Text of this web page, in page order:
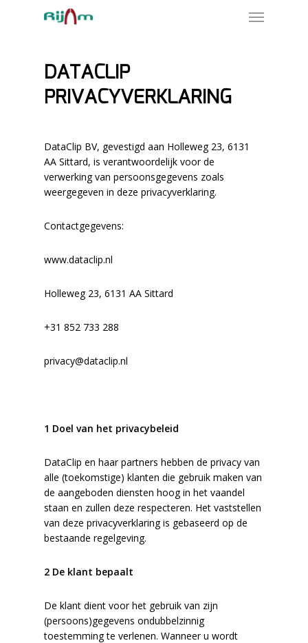
Menu
DATACLIP
PRIVACYVERKLARING
DataClip BV, gevestigd aan Holleweg 23, 6131
AA Sittard, is verantwoordelijk voor de
verwerking van persoonsgegevens zoals
weergegeven in deze privacyverklaring.
Contactgegevens:
www.dataclip.nl
Holleweg 23,6131 AA Sittard
+31 852 733 288
privacy@dataclip.nl
1 Doel van het privacybeleid
DataClip en haar partners hebben de privacy van
alle (toekomstige) klanten die gebruik maken van
de aangeboden diensten hoog in het vaandel
staan en zullen deze respecteren. Het vaststellen
van deze privacyverklaring is gebaseerd op de
bestaande regelgeving.
2 De klant bepaalt
De klant dient voor het gebruik van zijn
(persoons)gegevens ondubbelzinnig
toestemming teverlenen. Wanneer u wordt